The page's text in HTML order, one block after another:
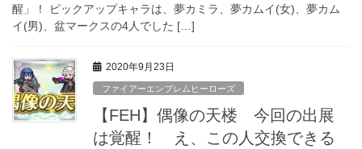
醒」！ ピックアップキャラは、夢カミラ、夢カムイ(女)、夢カム
イ(男)、盆マークスの4人でした […]
2020年9月23日
ファイアーエンブレムヒーローズ
【FEH】偶像の天楼 今回の出展
は覚醒！ え、この人交換できる